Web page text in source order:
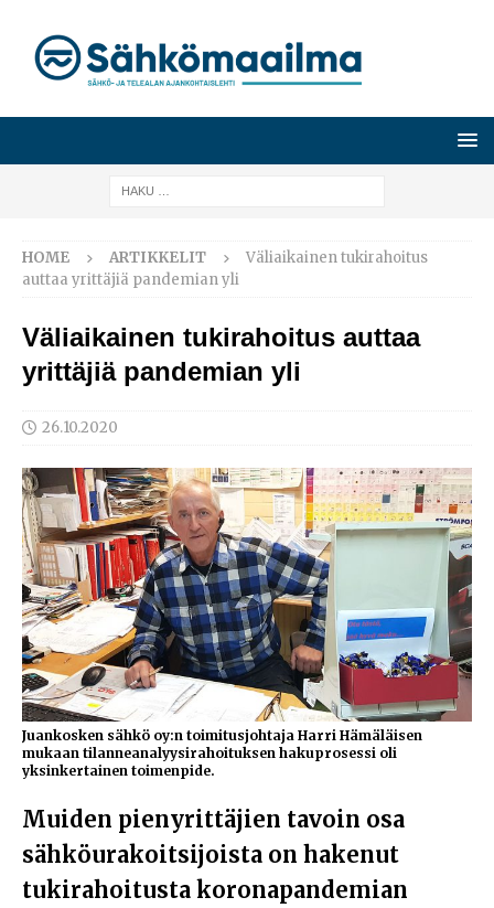
HOME ARTIKKELIT
Väliaikainen tukirahoitus
auttaa yrittäjiä pandemian yli
Väliaikainen tukirahoitus auttaa
yrittäjiä pandemian yli
26.10.2020
Juankosken sähkö oy:n toimitusjohtaja Harri Hämäläisen
mukaan tilanneanalyysirahoituksen hakuprosessi oli
yksinkertainen toimenpide.
Muiden pienyrittäjien tavoin osa
sähköurakoitsijoista on hakenut
tukirahoitusta koronapandemian